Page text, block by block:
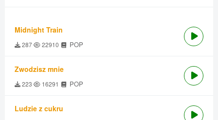
Midnight Train
287 22910 POP
Zwodzisz mnie
223 16291 POP
Ludzie z cukru